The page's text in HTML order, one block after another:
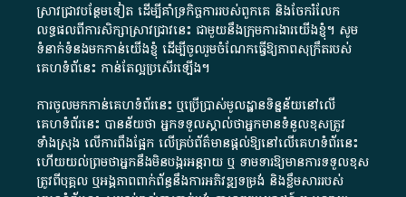
ស្រាវជ្រាវបន្ថែមទៀត ដើម្បីគាំទ្រកិច្ចការ​របស់ពួកគេ និងចែករំលែក
លទ្ធផលពីការសិក្សាស្រាវជ្រាវនេះ ជាមួយនឹងក្រុមការងារយើងខ្ញុំ។ សូម
ទំនាក់ទំនងមកកាន់យើងខ្ញុំ ដើម្បីចូលរួមចំណែកធ្វើឱ្យភាពសុក្រឹតរបស់
គេហទំព័នេះ កាន់តែល្អប្រសើរឡើង។
ការចូលមកកាន់គេហទំព័រនេះ ឬប្រើប្រាស់មូលដ្ឋានទិន្នន័យនៅលើ
គេហទំព័រនេះ បានន័យថា អ្នកទទួលស្គាល់ថាអ្នកមានទំនួលខុសត្រូវ
ទាំងស្រុង លើការពឹងផ្អែក លើគ្រប់ព័ត៌មានផ្តល់ឱ្យនៅលើគេហទំព័រនេះ
ហើយយល់ព្រមថាអ្នកនឹងមិនបង្ករអន្តរាយ ឬ ទាមទារ​ឱ្យមានការទទួលខុស​
ត្រូវពីបុគ្គល ឬអង្គភាពពាក់ព័ន្ធនឹងការអភិវឌ្ឍទម្រង់ និងខ្លឹមសាររបស់